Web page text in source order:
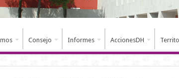
Consejo Informes AccionesDH